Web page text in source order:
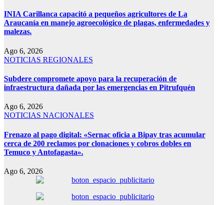
INIA Carillanca capacitó a pequeños agricultores de La
Araucanía en manejo agroecológico de plagas, enfermedades y
malezas.
Ago 6, 2026
NOTICIAS REGIONALES
Subdere compromete apoyo para la recuperación de
infraestructura dañada por las emergencias en Pitrufquén
Ago 6, 2026
NOTICIAS NACIONALES
Frenazo al pago digital: «Sernac oficia a Bipay tras acumular
cerca de 200 reclamos por clonaciones y cobros dobles en
Temuco y Antofagasta».
Ago 6, 2026